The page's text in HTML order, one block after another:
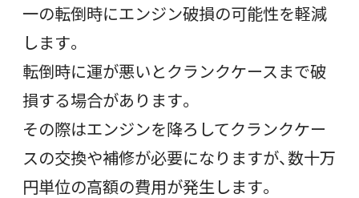
一の転倒時にエンジン破損の可能性を軽減
します。
転倒時に運が悪いとクランクケースまで破
損する場合があります。
その際はエンジンを降ろしてクランクケー
スの交換や補修が必要になりますが、数十万
円単位の高額の費用が発生します。